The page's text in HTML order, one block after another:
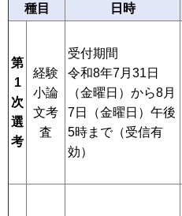
種目 日時
第
1
次
選
考
経験
小論
文考
査
受付期間
令和8年7月31日
（金曜日）から8月
7日（金曜日）午後
5時まで（受信有
効）